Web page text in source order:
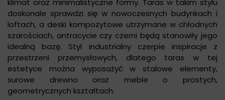
klimat oraz minimalistyczne formy. Taras w takim stylu
doskonale sprawdzi się w nowoczesnych budynkach i
loftach, a deski kompozytowe utrzymane w chłodnych
szarościach, antracycie czy czerni będą stanowiły jego
idealną bazę. Styl industrialny czerpie inspiracje z
przestrzeni przemysłowych, dlatego taras w tej
estetyce można wyposażyć w stalowe elementy,
surowe drewno oraz meble o prostych,
geometrycznych kształtach.